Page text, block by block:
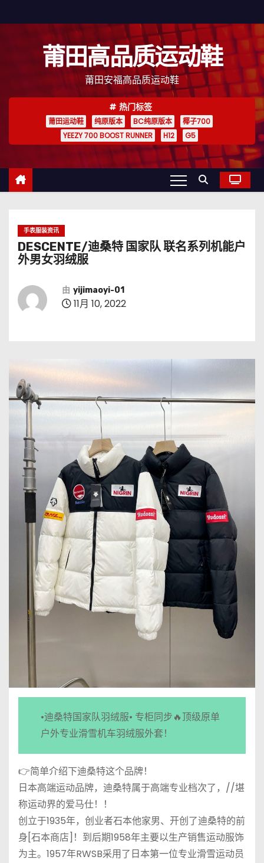
至
莆田高品质运动鞋
莆田安福高品质运动鞋
热门标签
莆田运动鞋 纯原版本 BC纯原版本
椰子700
YEEZY 700 BOOST RUNNER
H12 G5
手表服装资讯
DESCENTE/迪桑特 国家队 联名系列机能户
外男女羽绒服
由 yijimaoyi-01
11月 10, 2022
•迪桑特国家队羽绒服• 专柜同步🔥顶级原单
户外专业滑雪机车羽绒服外套！
👉简单介绍下迪桑特这个品牌！
日本高端运动品牌，迪桑特属于高端专业档次了，//堪
称运动界的爱马仕！！
创立于1935年，创业者石本他家男、开创了迪桑特的前
身[石本商店]！到后期1958年主要以生产销售运动服饰
为主。1957年RWSB采用了日本第一位专业滑雪运动员